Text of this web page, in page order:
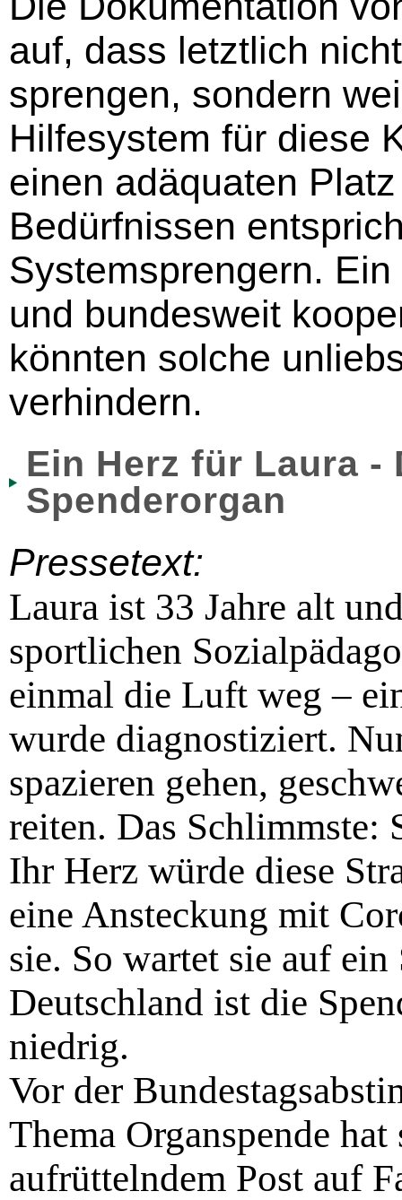
auf, dass letztlich
sprengen, sondern
Hilfesystem für diese
einen adäquaten
Bedürfnissen
Systemsprengern.
und bundesweit
könnten solche
verhindern.
Ein Herz für Laura -
Spenderorgan
Pressetext:
Laura ist 33 Jahre alt
sportlichen
einmal die Luft weg –
wurde diagnostiziert.
spazieren gehen,
reiten. Das Schlimmste:
Ihr Herz würde diese
eine Ansteckung mit
sie. So wartet sie auf
Deutschland ist die
niedrig.
Vor der
Thema Organspende
aufrüttelndem Post auf